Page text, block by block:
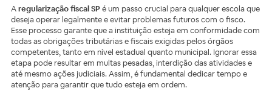
Aregularização fiscal SPé um passo crucial para qualquer escola que
deseja operar legalmente e evitar problemas futuros com o fisco.
Esse processo garante que a instituição esteja em conformidade com
todas as obrigações tributárias e fiscais exigidas pelos órgãos
competentes, tanto em nível estadual quanto municipal. Ignorar essa
etapa pode resultar em multas pesadas, interdição das atividades e
até mesmo ações judiciais. Assim, é fundamental dedicar tempo e
atenção para garantir que tudo esteja em ordem.